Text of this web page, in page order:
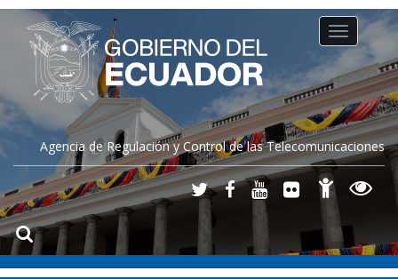
Agencia de Regulación y Control de las Telecomunicaciones
Toggle
navigation